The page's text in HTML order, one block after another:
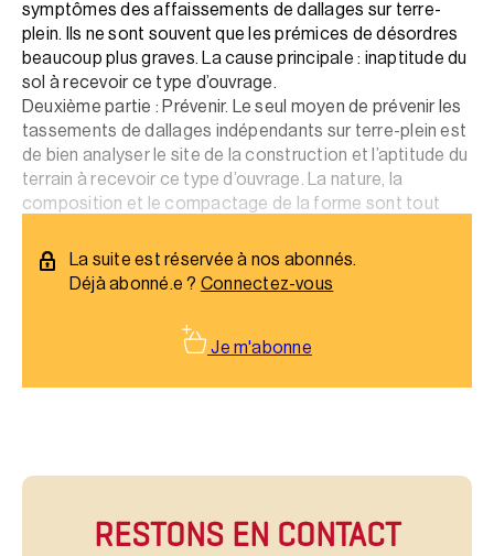
symptômes des affaissements de dallages sur terre-
plein. Ils ne sont souvent que les prémices de désordres
beaucoup plus graves. La cause principale : inaptitude du
sol à recevoir ce type d’ouvrage.
Deuxième partie : Prévenir. Le seul moyen de prévenir les
tassements de dallages indépendants sur terre-plein est
de bien analyser le site de la construction et l’aptitude du
terrain à recevoir ce type d’ouvrage. La nature, la
composition et le compactage de la forme sont tout
La suite est réservée à nos abonnés.
Déjà abonné.e ? Connectez-vous
Je m'abonne
RESTONS EN CONTACT